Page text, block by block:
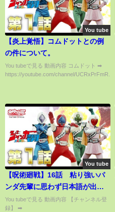
You tube
【炎上覚悟】コムドットとの例
の件について。
You tubeで見る 動画内容 コムドット ➡︎
https://youtube.com/channel/UCRxPrFmR...
You tube
【呪術廻戦】16話 粘り強いパ
ンダ先輩に思わず日本語が出て
しまう外国人【海外の反応】
You tubeで見る 動画内容 【チャンネル登
録】 ➡︎